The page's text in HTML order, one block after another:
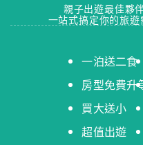
親子出遊最佳夥
一站式搞定你的旅遊
一泊送二食
房型免費升
買大送小
超值出遊